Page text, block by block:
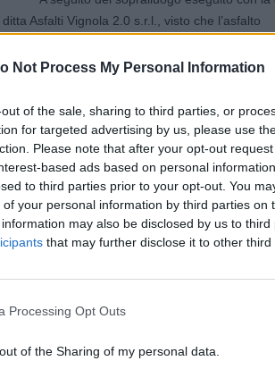
Not Process My Personal Information
of the sale, sharing to third parties, or
for targeted advertising by us, please use
Please note that after your opt-out
based ads based on personal
to third parties prior to your opt-out. You
your personal information by third parties on
may also be disclosed by us to
that may further disclose it to other third
Processing Opt Outs
of the Sharing of my personal data.
Asfalti Vignola 2.0 s.r.l., visto che l’asfalto
presenta una superficie ‘ondulata’, con
è stato concordato che la ditta
nei due tratti della Corsia sud della
oltre alla pulizia delle caditoie e della
i due tratti con conseguente
rotatoria di Via Giardini dir. Formigine.
deviato in Via Mongigatto/Via Viazza.